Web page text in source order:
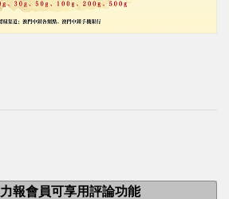
力報會員可享用評論功能